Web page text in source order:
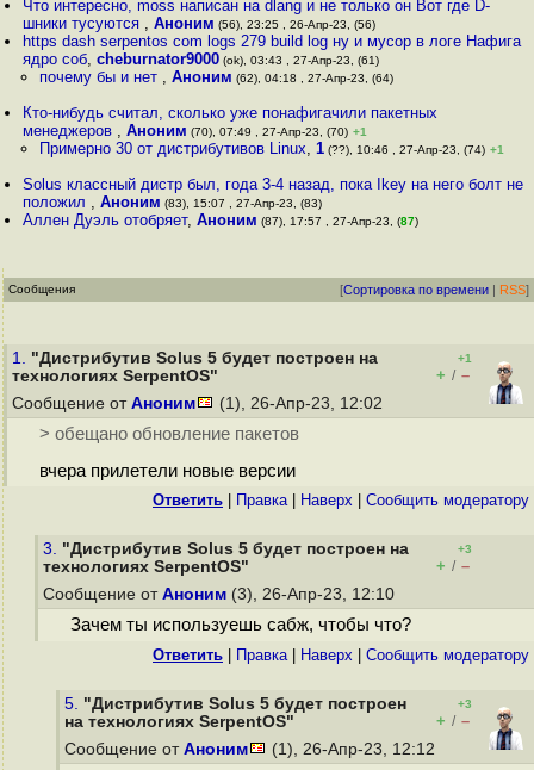
Что интересно, moss написан на dlang и не только он Вот где D-
шники тусуются ,Аноним (56), 23:25 , 26-Апр-23, (56)
https dash serpentos com logs 279 build log ну и мусор в логе Нафига
ядро соб,cheburnator9000 (ok), 03:43 , 27-Апр-23, (61)
почему бы и нет , Аноним (62), 04:18 , 27-Апр-23, (64)
Кто-нибудь считал, сколько уже понафигачили пакетных
менеджеров ,Аноним (70), 07:49 , 27-Апр-23, (70) +1
Примерно 30 от дистрибутивов Linux, 1(??), 10:46 , 27-Апр-23, (74) +1
Solus классный дистр был, года 3-4 назад, пока Ikey на него болт не
положил ,Аноним (83), 15:07 , 27-Апр-23, (83)
Аллен Дуэль отобряет,Аноним (87), 17:57 , 27-Апр-23, (87)
Сообщения [Сортировка по времени | RSS]
1. "Дистрибутив Solus 5 будет построен на
технологиях SerpentOS"
+1
+ / –
Сообщение от Аноним (1), 26-Апр-23, 12:02
> обещано обновление пакетов
вчера прилетели новые версии
Ответить Правка| Наверх Cообщить модератору
3. "Дистрибутив Solus 5 будет построен на
технологиях SerpentOS"
+3
+ / –
Сообщение от Аноним (3), 26-Апр-23, 12:10
Зачем ты используешь сабж, чтобы что?
Ответить Правка| Наверх Cообщить модератору
5. "Дистрибутив Solus 5 будет построен
на технологиях SerpentOS"
+3
+ / –
Сообщение от Аноним (1), 26-Апр-23, 12:12